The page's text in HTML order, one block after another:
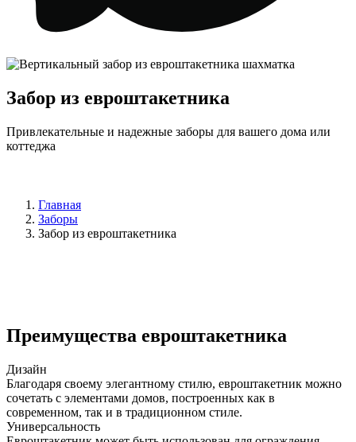
Забор из евроштакетника
Привлекательные и надежные заборы для вашего дома или
коттеджа
Главная
Заборы
Забор из евроштакетника
Преимущества евроштакетника
Дизайн
Благодаря своему элегантному стилю, евроштакетник можно
сочетать с элементами домов, построенных как в
современном, так и в традиционном стиле.
Универсальность